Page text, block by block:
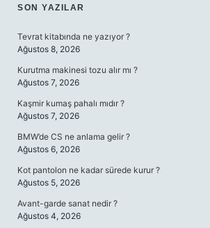
SIDEBAR
SON YAZILAR
Tevrat kitabında ne yazıyor ?
Ağustos 8, 2026
Kurutma makinesi tozu alır mı ?
Ağustos 7, 2026
Kaşmir kumaş pahalı mıdır ?
Ağustos 7, 2026
BMW’de CS ne anlama gelir ?
Ağustos 6, 2026
Kot pantolon ne kadar sürede kurur ?
Ağustos 5, 2026
Avant-garde sanat nedir ?
Ağustos 4, 2026